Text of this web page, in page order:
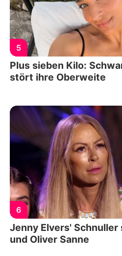
5
Plus sieben Kilo:
stört ihre Oberweite
6
Jenny Elvers'
und Oliver Sanne